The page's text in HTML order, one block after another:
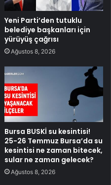
Yeni Parti’den tutuklu
belediye başkanları için
yürüyüş çağrısı
Ağustos 8, 2026
Bursa BUSKİ su kesintisi!
25-26 Temmuz Bursa’da su
kesintisi ne zaman bitecek,
sular ne zaman gelecek?
Ağustos 8, 2026